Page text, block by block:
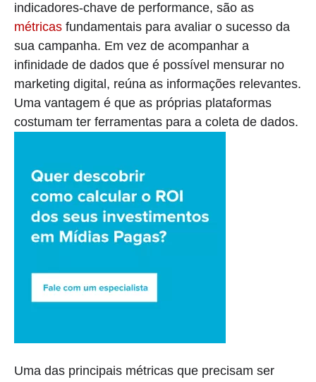
indicadores-chave de performance, são as
métricas fundamentais para avaliar o sucesso da
sua campanha. Em vez de acompanhar a
infinidade de dados que é possível mensurar no
marketing digital, reúna as informações relevantes.
Uma vantagem é que as próprias plataformas
costumam ter ferramentas para a coleta de dados.
Uma das principais métricas que precisam ser